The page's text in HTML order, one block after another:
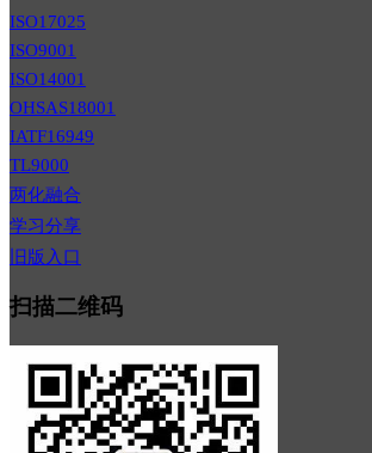
ISO17025
ISO9001
ISO14001
OHSAS18001
IATF16949
TL9000
两化融合
学习分享
旧版入口
扫描二维码